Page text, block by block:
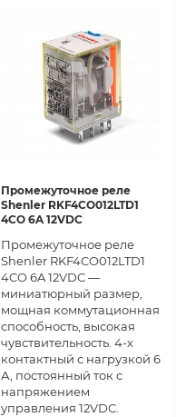
Промежуточное реле
Shenler RKF4CO012LTD1
4CO 6A 12VDC
Промежуточное реле
Shenler RKF4CO012LTD1
4CO 6A 12VDC —
миниатюрный размер,
мощная коммутационная
способность, высокая
чувствительность. 4-х
контактный с нагрузкой 6
А, постоянный ток с
напряжением
управления 12VDC.